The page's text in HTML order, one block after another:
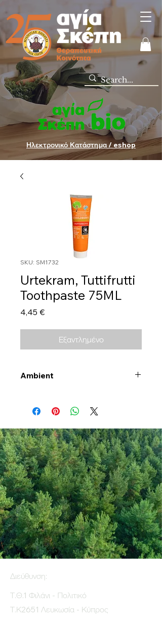
Ηλεκτρονικό Κατάστημα / eshop
SKU: SM1732
Urtekram, Tuttifrutti
Toothpaste 75ML
4,45 €Τιμή
Εξαντλημένο
Ambient
Διεύθυνση:
Τ.Θ.1 Φιλάνι - Πολιτικό
Τ.Κ2651 Λευκωσία - Κύπρος